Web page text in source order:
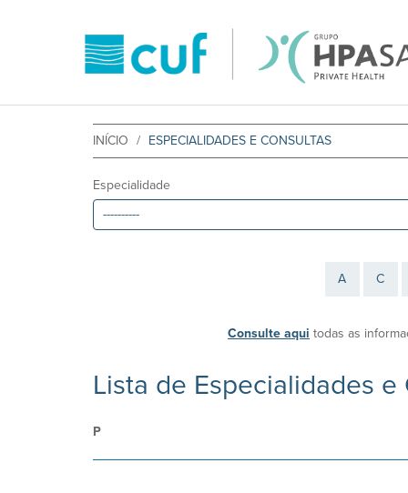
INÍCIO ESPECIALIDADES E CONSULTAS
Especialidade
A C
Consulte aqui todas as
Lista de Especialidades e
P